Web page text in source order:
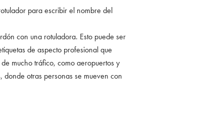
para escribir el nombre del
con una rotuladora. Esto puede ser
de aspecto profesional que
mucho tráfico, como aeropuertos y
donde otras personas se mueven con